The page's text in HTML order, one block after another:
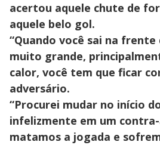
acertou aquele chute de
aquele belo gol.
“Quando você sai na
muito grande,
calor, você tem que ficar
adversário.
“Procurei mudar no início
infelizmente em um
matamos a jogada e